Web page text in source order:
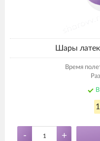
Шары
Время
- +